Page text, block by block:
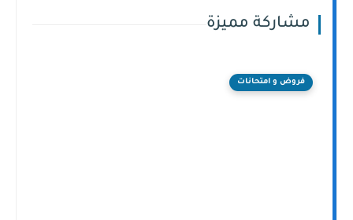
مشاركة مميزة
فروض و امتحانات